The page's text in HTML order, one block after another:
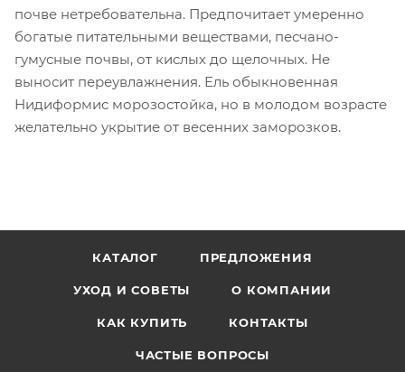
почве нетребовательна. Предпочитает умеренно
богатые питательными веществами, песчано-
гумусные почвы, от кислых до щелочных. Не
выносит переувлажнения. Ель обыкновенная
Нидиформис морозостойка, но в молодом возрасте
желательно укрытие от весенних заморозков.
КАТАЛОГ ПРЕДЛОЖЕНИЯ
УХОД И СОВЕТЫ О КОМПАНИИ
КАК КУПИТЬ КОНТАКТЫ
ЧАСТЫЕ ВОПРОСЫ